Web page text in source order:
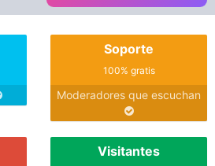
Soporte
100% gratis
Moderadores que escuchan
Visitantes